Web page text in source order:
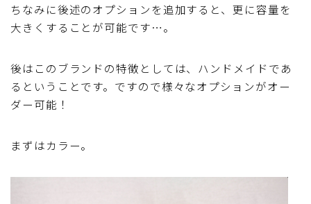
ちなみに後述のオプションを追加すると、更に容量を
大きくすることが可能です…。
後はこのブランドの特徴としては、ハンドメイドであ
るということです。ですので様々なオプションがオー
ダー可能！
まずはカラー。